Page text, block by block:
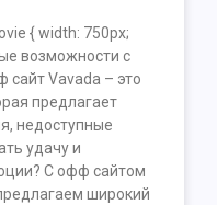
{ width: 750px;
возможности с
Vavada – это
предлагает
недоступные
удачу и
С офф сайтом
широкий